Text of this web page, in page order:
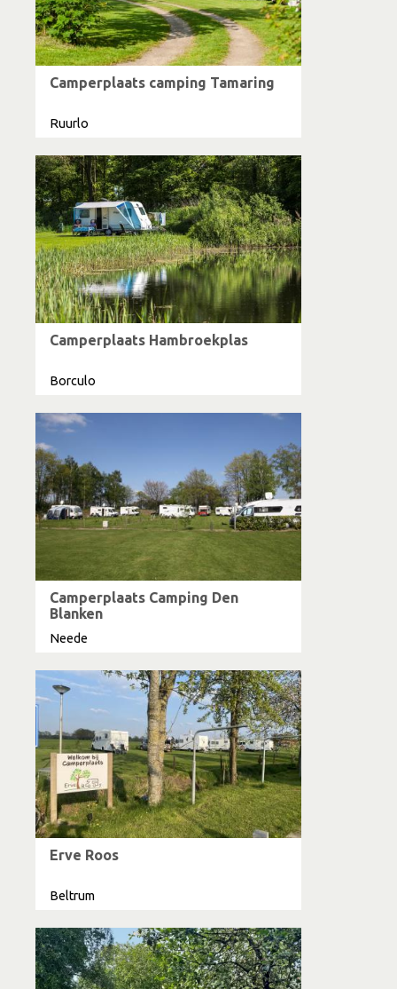
Camperplaats camping Tamaring
Ruurlo
Camperplaats Hambroekplas
Borculo
Camperplaats Camping Den
Blanken
Neede
Erve Roos
Beltrum